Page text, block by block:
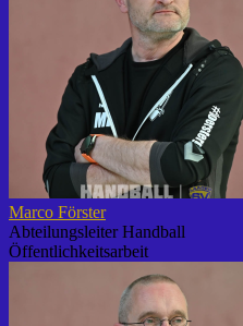
Marco Förster
Abteilungsleiter Handball
Öffentlichkeitsarbeit